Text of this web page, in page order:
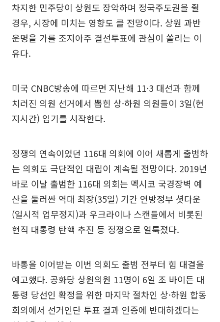
차지한 민주당이 상원도 장악하며 정국주도권을 쥘
경우, 시장에 미치는 영향도 클 전망이다. 상원 과반
운명을 가를 조지아주 결선투표에 관심이 쏠리는 이
유다.
미국 CNBC방송에 따르면 지난해 11·3 대선과 함께
치러진 의원 선거에서 뽑힌 상·하원 의원들이 3일(현
지시간) 임기를 시작한다.
정쟁의 연속이었던 116대 의회에 이어 새롭게 출범하
는 의회도 극단적인 대립이 계속될 전망이다. 2019년
바로 이날 출범한 116대 의회는 멕시코 국경장벽 예
산을 둘러싼 역대 최장(35일) 기간 연방정부 셧다운
(일시적 업무정지)과 우크라이나 스캔들에서 비롯된
현직 대통령 탄핵 추진 등 정쟁으로 얼룩졌다.
바통을 이어받는 이번 의회도 출범 전부터 힘 대결을
예고했다. 공화당 상원의원 11명이 6일 조 바이든 대
통령 당선인 확정을 위한 마지막 절차인 상·하원 합동
회의에서 선거인단 투표 결과 인증에 반대하겠다는